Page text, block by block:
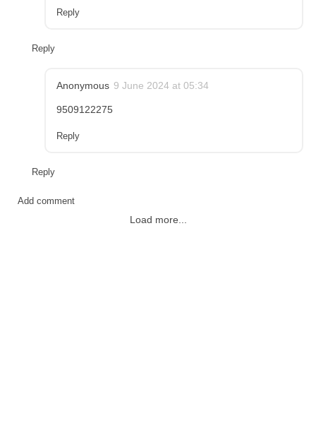
Reply
Reply
Anonymous 9 June 2024 at 05:34
9509122275
Reply
Reply
Add comment
Load more...